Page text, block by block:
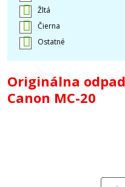
Žltá
Čierna
Ostatné
Originálna
Canon MC-20